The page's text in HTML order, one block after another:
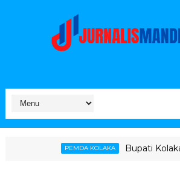
Bupati Kolaka Buka Suara